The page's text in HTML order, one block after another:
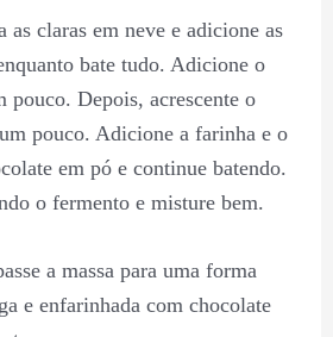
as claras em neve e adicione as
bate tudo. Adicione o
pouco. Depois, acrescente o
pouco. Adicione a farinha e o
em pó e continue batendo.
o fermento e misture bem.
a massa para uma forma
e enfarinhada com chocolate